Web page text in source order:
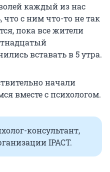
каждый из нас
с ним что-то не так
пока все жители
вставать в 5 утра.
начали
вместе с психологом.
консультант,
IPACT.